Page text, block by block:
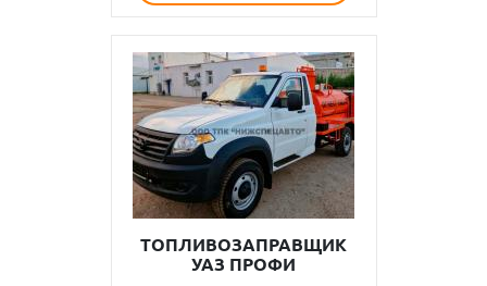
ТОПЛИВОЗАПРАВЩИК
УАЗ ПРОФИ